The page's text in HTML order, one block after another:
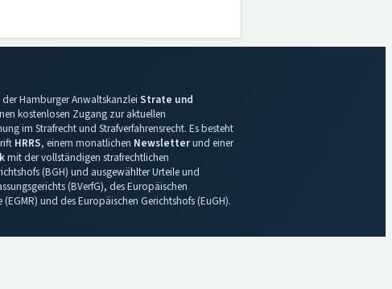
der Hamburger Anwaltskanzlei Strate und
kostenlosen Zugang zur aktuellen
im Strafrecht und Strafverfahrensrecht. Es besteht
HRRS, einem monatlichen Newsletterund einer
mit der vollständigen strafrechtlichen
(BGH) und ausgewählter Urteile und
(BVerfG), des Europäischen
und des Europäischen Gerichtshofs (EuGH).